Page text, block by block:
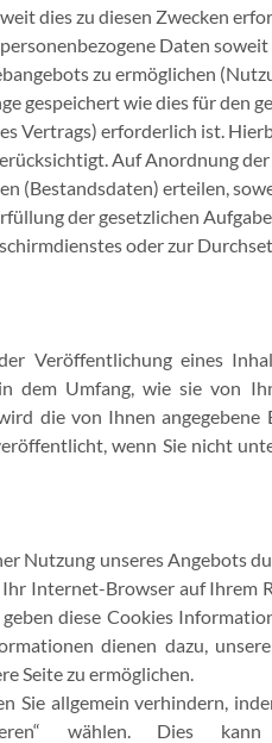
dies zu diesen Zwecken
Daten soweit
zu ermöglichen
gespeichert wie dies für den
Vertrags) erforderlich ist.
Auf Anordnung
(Bestandsdaten) erteilen,
der gesetzlichen
oder zur
Veröffentlichung eines
dem Umfang, wie sie von
die von Ihnen angegebene
wenn Sie nicht
Nutzung unseres Angebots
Internet-Browser auf Ihrem
diese Cookies
dienen dazu,
Seite zu ermöglichen.
Sie allgemein verhindern,
wählen. Dies